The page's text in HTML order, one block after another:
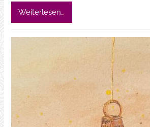
Weiterlesen…